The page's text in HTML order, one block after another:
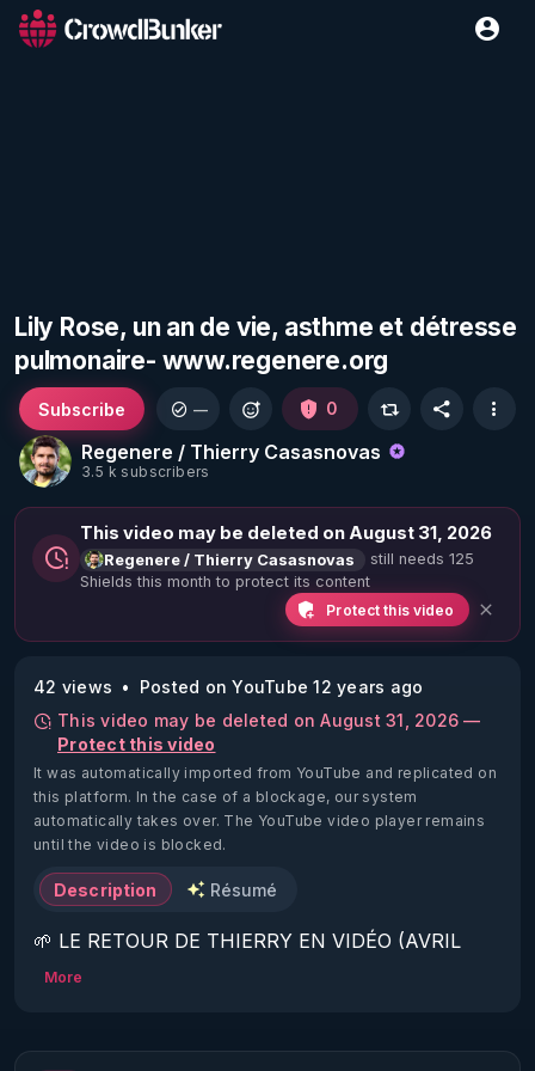
Lily Rose, un an de vie, asthme et détresse
pulmonaire- www.regenere.org
Regenere / Thierry Casasnovas
3.5 k subscribers
Subscribe — 0
This video may be deleted on August 31, 2026
Regenere / Thierry Casasnovas
still needs 125
Shields this month to protect its content
Protect this video
42 views
Posted on YouTube 12 years ago
This video may be deleted on August 31, 2026 —
Protect this video
It was automatically imported from YouTube and replicated on
this platform. In the case of a blockage, our system
automatically takes over. The YouTube video player remains
until the video is blocked.
Description Résumé
🌱 LE RETOUR DE THIERRY EN VIDÉO (AVRIL
2022)!
https://www.rgnr.fr/presentation.html
More